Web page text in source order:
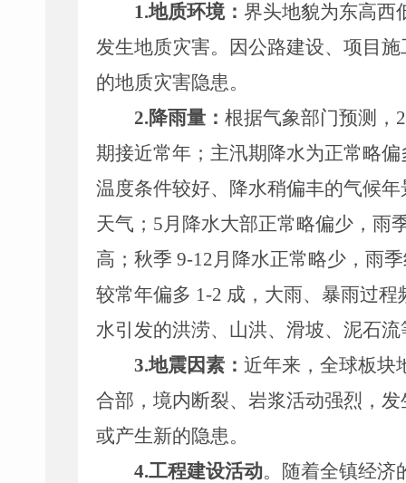
1.地质环境： 界头地貌为东高西
发生地质灾害。因公路建设、项目
的地质灾害隐患。
2.降雨量： 根据气象部门预测，
期接近常年；主汛期降水为正常略
温度条件较好、降水稍偏丰的气候
天气； 5月降水大部正常略偏少，雨
高；秋季 9-12月降水正常略少，雨
较常年偏多 1-2 成，大雨、暴雨过
水引发的洪涝、山洪、滑坡、泥石流
3.地震因素： 近年来，全球板块
合部，境内断裂、岩浆活动强烈，
或产生新的隐患。
4.工程建设活动。随着全镇经济